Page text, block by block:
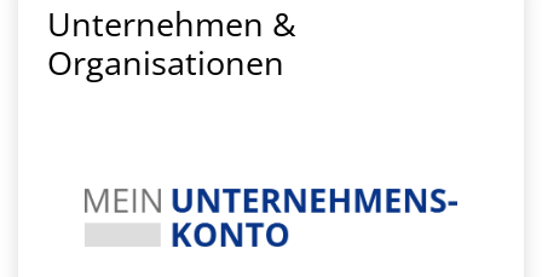
Unternehmen &
Organisationen